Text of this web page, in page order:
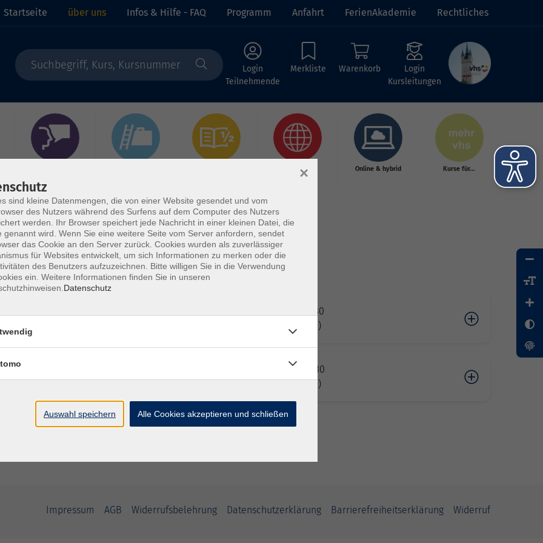
Startseite über uns Infos & Hilfe - FAQ Programm Anfahrt FerienAkademie Rechtliches
Login
Teilnehmende
Merkliste Warenkorb
Login
Kursleitungen
Reisen &
Tagesfahrten
Online & hybrid Kurse für...
zum Bau der Pyramiden
Do. 16.07.2026 19:30
Straubing (Online!)
Do. 23.07.2026 19:30
Straubing (Online!)
Impressum AGB Widerrufsbelehrung Datenschutzerklärung Barrierefreiheitserklärung Widerruf
sind kleine Datenmengen, die von einer Website gesendet und vom
des Nutzers während des Surfens auf dem Computer des Nutzers
werden. Ihr Browser speichert jede Nachricht in einer kleinen Datei, die
genannt wird. Wenn Sie eine weitere Seite vom Server anfordern, sendet
das Cookie an den Server zurück. Cookies wurden als zuverlässiger
für Websites entwickelt, um sich Informationen zu merken oder die
des Benutzers aufzuzeichnen. Bitte willigen Sie in die Verwendung
ein. Weitere Informationen finden Sie in unseren
Datenschutz
×
Auswahl speichern Alle Cookies akzeptieren und schließen